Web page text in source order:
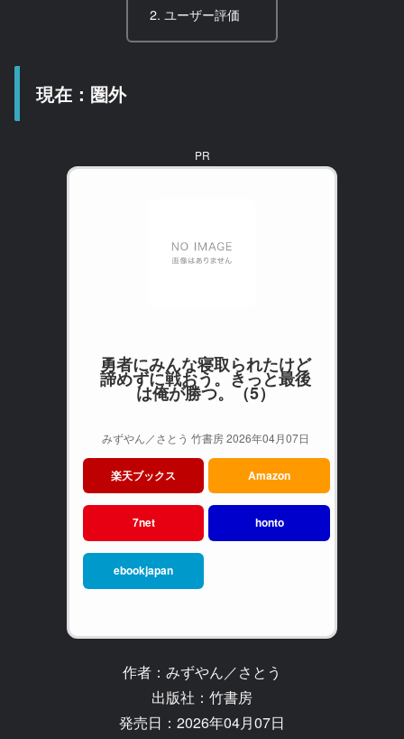
ユーザー評価
現在：圏外
PR
勇者にみんな寝取られたけど
諦めずに戦おう。きっと最後
は俺が勝つ。（5）
みずやん／さとう 竹書房 2026年04月07日
楽天ブックス Amazon
7net honto
ebookjapan
作者：みずやん／さとう
出版社：竹書房
発売日：2026年04月07日